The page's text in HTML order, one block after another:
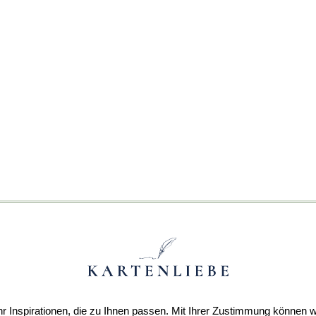
Inspirationen, die zu Ihnen passen. Mit Ihrer Zustimmung können